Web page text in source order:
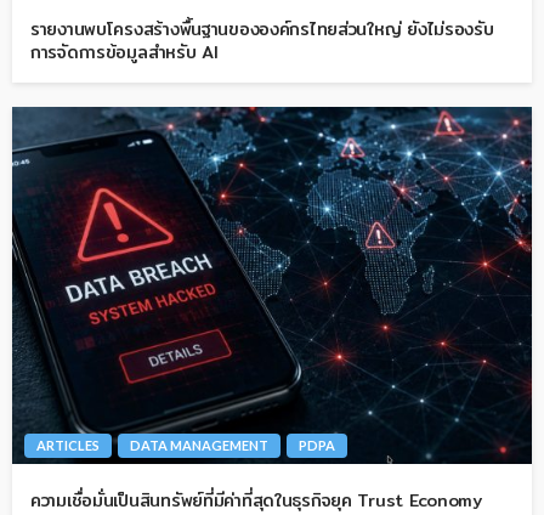
รายงานพบโครงสร้างพื้นฐานขององค์กรไทยส่วนใหญ่ ยังไม่รองรับ
การจัดการข้อมูลสำหรับ AI
ARTICLES DATA MANAGEMENT PDPA
ความเชื่อมั่นเป็นสินทรัพย์ที่มีค่าที่สุดในธุรกิจยุค Trust Economy